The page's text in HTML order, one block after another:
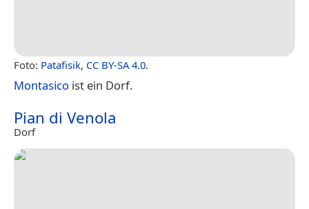
Foto: Patafisik, CC BY-SA 4.0.
Montasico ist ein Dorf.
Pian di Venola
Dorf